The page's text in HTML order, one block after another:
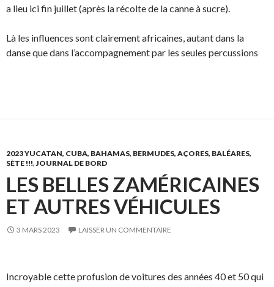
a lieu ici fin juillet (après la récolte de la canne à sucre).
Là les influences sont clairement africaines, autant dans la
danse que dans l’accompagnement par les seules percussions
2023 YUCATAN, CUBA, BAHAMAS, BERMUDES, AÇORES, BALÉARES,
SÈTE !!!, JOURNAL DE BORD
LES BELLES ZAMÉRICAINES
ET AUTRES VÉHICULES
3 MARS 2023 LAISSER UN COMMENTAIRE
Incroyable cette profusion de voitures des années 40 et 50 qui